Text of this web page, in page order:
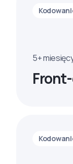
5+